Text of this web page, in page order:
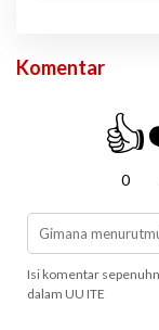
Komentar
👍
0
Isi komentar
dalam UU ITE